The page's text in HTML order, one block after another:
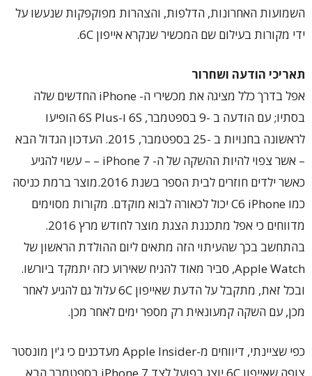
השמועות האחרונות, הדלפות, והצהרות מפוקפקות שנעשו על
ידי מקורות בעילום שם המכשיר שנקרא אייפון 6C.
תאריכי הודעה ושחרור
אפל בדרך כלל מציגה את מכשירי ה- iPhone החדשים שלה
בסתיו; עם הודעה ב -9 בספטמבר, 6S ו-6S Plus הופיעו
לראשונה בחנויות ב -25 בספטמבר, 2015. העדכון הגדול הבא
– אשר צפוי להיות ההשקה של ה- iPhone 7 – – עשוי להגיע
כאשר ילדים חוזרים לבית הספר בשנת 2016.מוצר ברמת כניסה
כמו C6 iPhone יכול לכאורה לבוא מוקדם. מקורות מסוימים
מדווחים כי אפל מתכננת הצגת מוצר לחודש מרץ 2016.
בהתחשב בכך שהעיתוי הזה מתאים ליום ההולדת הראשון של
Apple Watch, סביר מאוד להניח שאירוע כזה יתמקד ביורשו.
ובכל זאת, מתקבל על הדעת שאייפון 6C עלול גם להגיע לאחר
מכן, עם השקה קמעונאית רק מספר ימים לאחר מכן.
כפי שציינתי, דיווחים מ-Apple Insider מעדכנים כי ג'ין מונסטר